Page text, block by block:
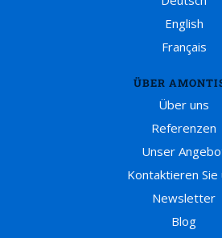
English
Français
ÜBER
Über uns
Referenzen
Unser
Kontaktieren Sie
Newsletter
Blog